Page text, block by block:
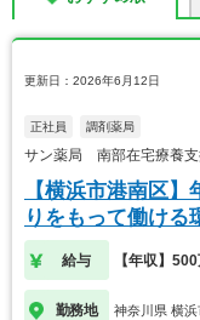
更新日：2026年6月12日
正社員 調剤薬局
サン薬局 南部在宅療養
【横浜市港南区
りをもって働ける
給与 【年収】
勤務地 神奈川県 横